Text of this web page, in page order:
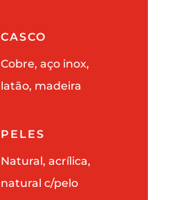
CASCO
Cobre, aço inox,
latão, madeira
PELES
Natural, acrílica,
natural c/pelo